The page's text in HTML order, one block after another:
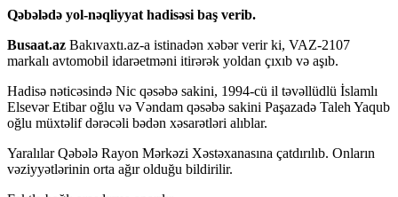
Qəbələdə yol-nəqliyyat hadisəsi baş verib.
Busaat.az Bakıvaxtı.az-a istinadən xəbər verir ki, VAZ-2107
markalı avtomobil idarəetməni itirərək yoldan çıxıb və aşıb.
Hadisə nəticəsində Nic qəsəbə sakini, 1994-cü il təvəllüdlü İslamlı
Elsevər Etibar oğlu və Vəndam qəsəbə sakini Paşazadə Taleh Yaqub
oğlu müxtəlif dərəcəli bədən xəsarətləri alıblar.
Yaralılar Qəbələ Rayon Mərkəzi Xəstəxanasına çatdırılıb. Onların
vəziyyətlərinin orta ağır olduğu bildirilir.